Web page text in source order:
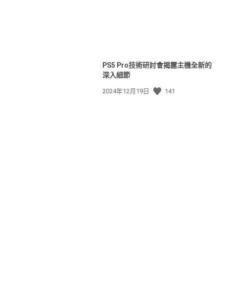
PS5 Pro技術研討會揭露主機全新的
深入細節
發
2024年12月19日 141